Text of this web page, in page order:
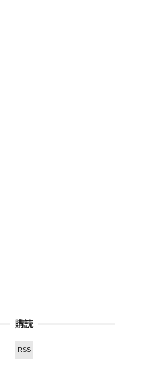
購読
RSS